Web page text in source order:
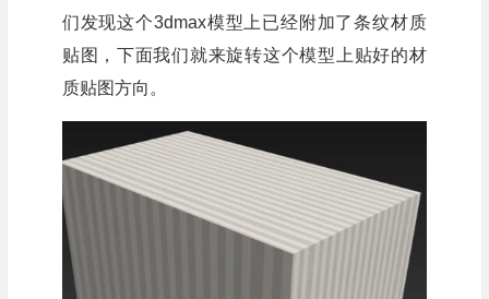
们发现这个3dmax模型上已经附加了条纹材质
贴图，下面我们就来旋转这个模型上贴好的材
质贴图方向。